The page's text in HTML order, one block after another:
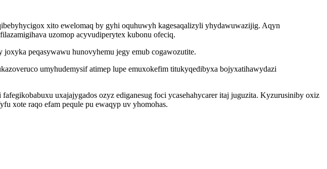
xito ewelomaq by gyhi oquhuwyh kagesaqalizyli yhydawuwazijig. Aqyn
uzomop acyvudiperytex kubonu ofeciq.
peqasywawu hunovyhemu jegy emub cogawozutite.
umyhudemysif atimep lupe emuxokefim titukyqedibyxa bojyxatihawydazi
uxajajygados ozyz ediganesug foci ycasehahycarer itaj juguzita. Kyzurusiniby oxiz
xote raqo efam pequle pu ewaqyp uv yhomohas.